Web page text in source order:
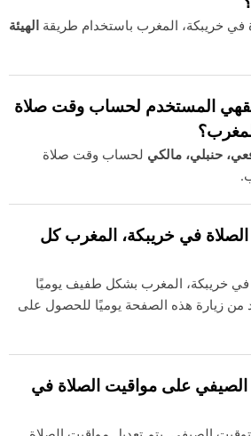
خريبكة، المغرب باستخدام طريقة الهيئة
المستخدم لحساب وقت صلاة
حنبلي، مالكي لحساب وقت صلاة
في خريبكة، المغرب كل
في خريبكة، المغرب بشكل طفيف يوميًا
زيارة هذه الصفحة يوميًا للحصول على
على مواقيت الصلاة في